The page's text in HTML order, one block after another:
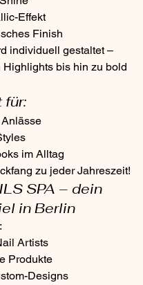
Effekt
Finish
individuell gestaltet –
Highlights bis hin zu bold
für:
im Alltag
zu jeder Jahreszeit!
SPA – dein
in Berlin
Artists
Produkte
Designs